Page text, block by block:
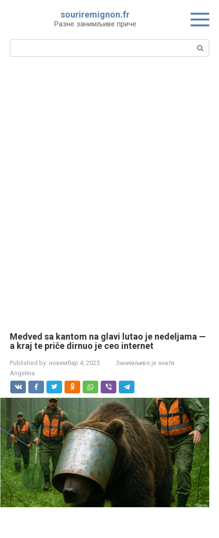
souriremignon.fr
Разне занимљиве приче
Search:
Medved sa kantom na glavi lutao je nedeljama —
a kraj te priče dirnuo je ceo internet
Published by: новембар 4, 2025
Занимљиво је знати
Angelina